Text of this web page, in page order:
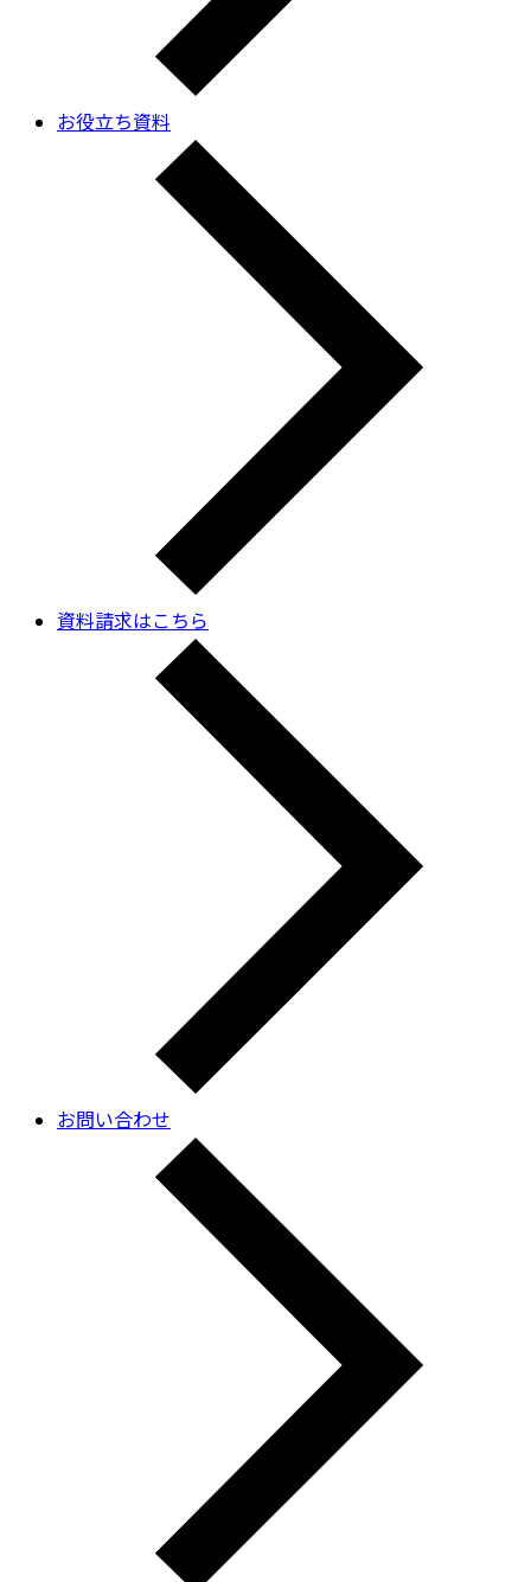
お役立ち資料
資料請求はこちら
お問い合わせ